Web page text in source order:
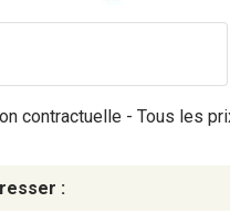
contractuelle - Tous les
: